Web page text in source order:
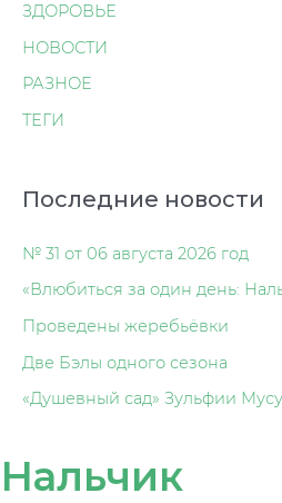
ЗДОРОВЬЕ
НОВОСТИ
РАЗНОЕ
ТЕГИ
Последние новости
№ 31 от 06 августа 2026 год
«Влюбиться за один день:
Проведены жеребьёвки
Две Бэлы одного сезона
«Душевный сад» Зульфии
Нальчик